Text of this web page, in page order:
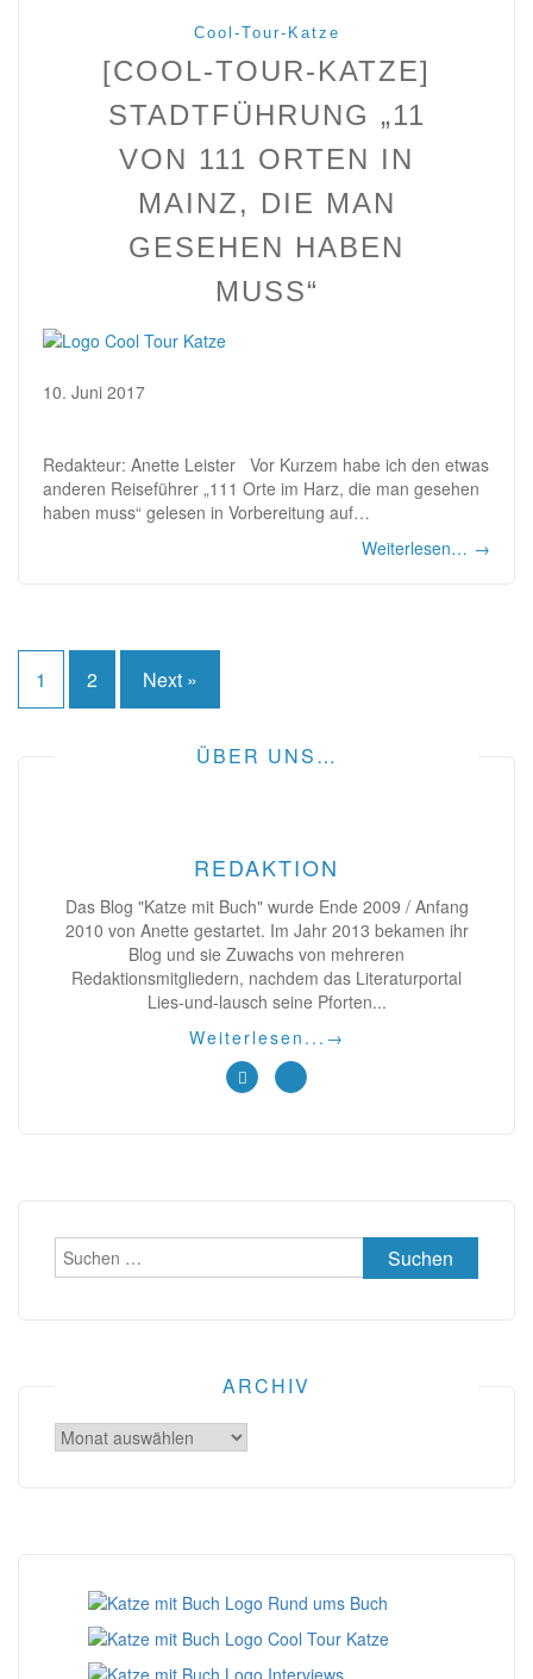
Cool-Tour-Katze
[COOL-TOUR-KATZE]
STADTFÜHRUNG „11
VON 111 ORTEN IN
MAINZ, DIE MAN
GESEHEN HABEN
MUSS“
10. Juni 2017
Redakteur: Anette Leister Vor Kurzem habe ich den etwas
anderen Reiseführer „111 Orte im Harz, die man gesehen
haben muss“ gelesen in Vorbereitung auf…
Weiterlesen… →
Seitennummerierung
der
1 2 Next »
ÜBER UNS…
REDAKTION
Das Blog "Katze mit Buch" wurde Ende 2009 / Anfang
2010 von Anette gestartet. Im Jahr 2013 bekamen ihr
Blog und sie Zuwachs von mehreren
Redaktionsmitgliedern, nachdem das Literaturportal
Lies-und-lausch seine Pforten...
Weiterlesen... →
Suchen
nach:
ARCHIV
Archiv